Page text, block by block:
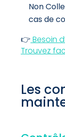
Non
cas de
👉 Besoin
Trouvez
Les